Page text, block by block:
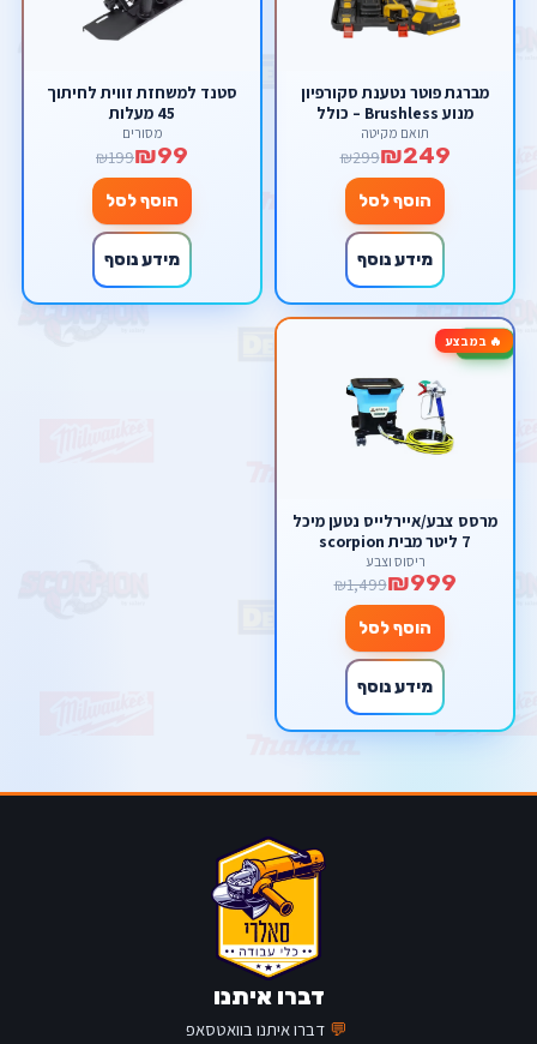
מברגת פוטר נטענת סקורפיון
מנוע Brushless – כולל
סוללות ליתיום, מטען ומזוודת
אביזרים ענקית
תואם מקיטה
₪249
₪299
הוסף לסל
מידע נוסף
סטנד למשחזת זווית לחיתוך
45 מעלות
מסורים
₪99
₪199
הוסף לסל
מידע נוסף
🔥 במבצע-33%
מרסס צבע/איירלייס נטען מיכל
7 ליטר מבית scorpion
ריסוס וצבע
₪999
₪1,499
הוסף לסל
מידע נוסף
דברו איתנו
💬 דברו איתנו בוואטסאפ